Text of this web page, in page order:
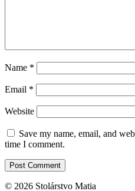
Name *
Email *
Website
Save my name, email, and
time I comment.
© 2026 Stolárstvo Matia